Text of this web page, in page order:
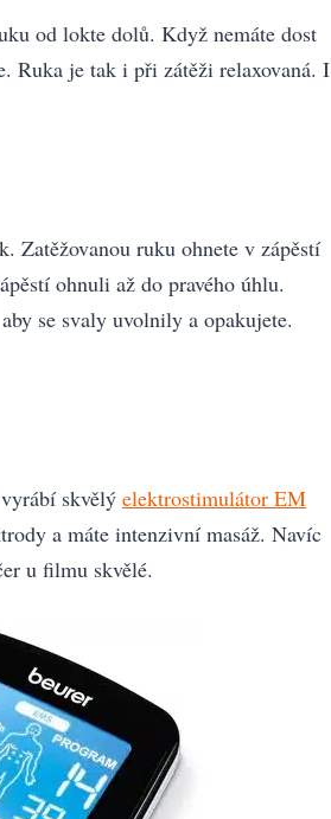
od lokte dolů. Když nemáte dost
Ruka je tak i při zátěži relaxovaná. I
Zatěžovanou ruku ohnete v zápěstí
ohnuli až do pravého úhlu.
se svaly uvolnily a opakujete.
skvělý elektrostimulátor EM
a máte intenzivní masáž. Navíc
u filmu skvělé.